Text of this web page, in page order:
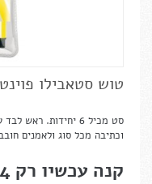
טוש סטאבילו פוינט 68 - סט זוהר.
סט מכיל 6 יחידות.
וכתיבה מכל סוג ולאמנים
קנה עכשיו רק ₪‎